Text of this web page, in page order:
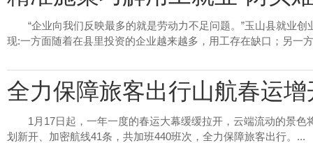
“企业向我们反映最多的就是劳动力不足问题。”玉山县就业
现:一方面随着在县里投资的企业越来越多，用工存在缺口；另一
全力保障旅客出行山航春运
1月17日起，一年一度的春运大幕缓缓拉开，云端流动的景
划新开、加密航线41条，共加班440班次，全力保障旅客出行。...